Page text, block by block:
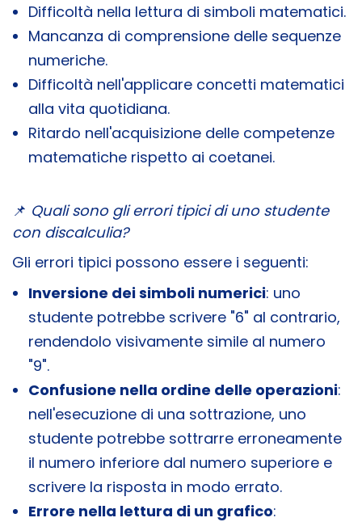
Difficoltà nella lettura di simboli matematici.
Mancanza di comprensione delle sequenze
numeriche.
Difficoltà nell'applicare concetti matematici
alla vita quotidiana.
Ritardo nell'acquisizione delle competenze
matematiche rispetto ai coetanei.
📌 Quali sono gli errori tipici di uno studente
con discalculia?
Gli errori tipici possono essere i seguenti:
Inversione dei simboli numerici: uno
studente potrebbe scrivere "6" al contrario,
rendendolo visivamente simile al numero
"9".
Confusione nella ordine delle operazioni:
nell'esecuzione di una sottrazione, uno
studente potrebbe sottrarre erroneamente
il numero inferiore dal numero superiore e
scrivere la risposta in modo errato.
Errore nella lettura di un grafico: